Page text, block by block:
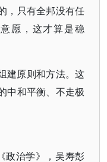
，只有全邦没有任
愿，这才算是稳
建原则和方法。这
中和平衡、不走极
政治学》，吴寿彭